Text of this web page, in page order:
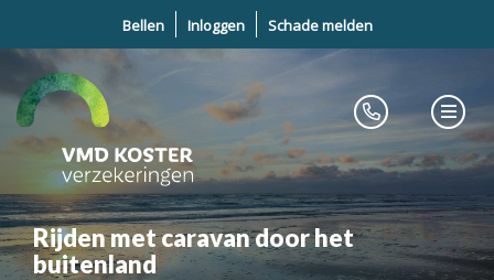
Bellen Inloggen Schade melden
Rijden met caravan door het
buitenland